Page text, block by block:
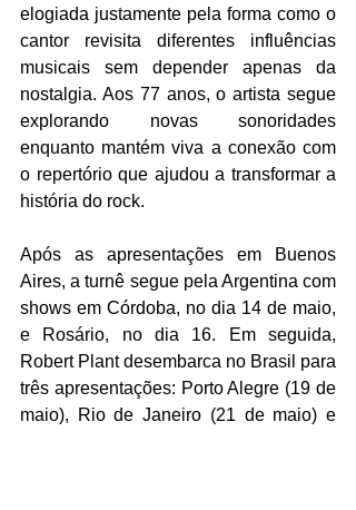
elogiada justamente pela forma como o
cantor revisita diferentes influências
musicais sem depender apenas da
nostalgia. Aos 77 anos, o artista segue
explorando novas sonoridades
enquanto mantém viva a conexão com
o repertório que ajudou a transformar a
história do rock.
Após as apresentações em Buenos
Aires, a turnê segue pela Argentina com
shows em Córdoba, no dia 14 de maio,
e Rosário, no dia 16. Em seguida,
Robert Plant desembarca no Brasil para
três apresentações: Porto Alegre (19 de
maio), Rio de Janeiro (21 de maio) e